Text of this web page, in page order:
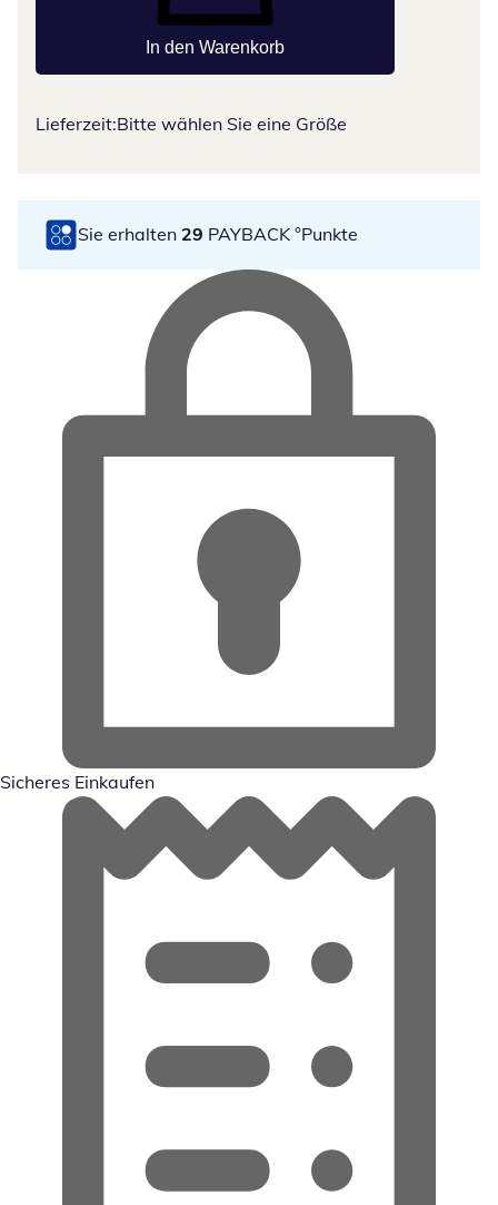
In den Warenkorb
Lieferzeit:Bitte wählen Sie eine Größe
Sie erhalten 29 PAYBACK °Punkte
Sicheres Einkaufen